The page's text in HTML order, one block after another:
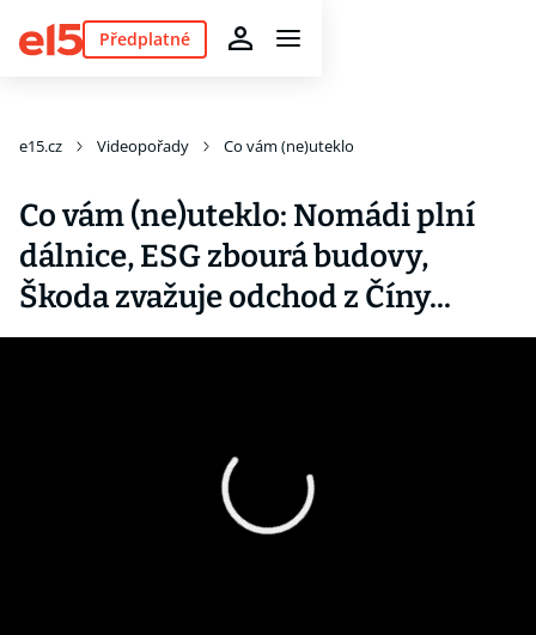
Předplatné
e15.cz Videopořady Co vám (ne)uteklo
Co vám (ne)uteklo: Nomádi plní
dálnice, ESG zbourá budovy,
Škoda zvažuje odchod z Číny...